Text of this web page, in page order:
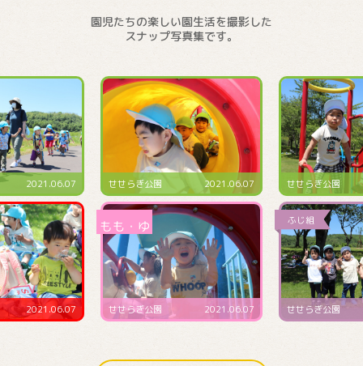
園児たちの楽しい園生活を撮影した
スナップ写真集です。
2021.06.07
2021.06.07
せせらぎ公園 2021.06.07
せせらぎ公園 2021.06.07
せせらぎ公園
せせらぎ公園